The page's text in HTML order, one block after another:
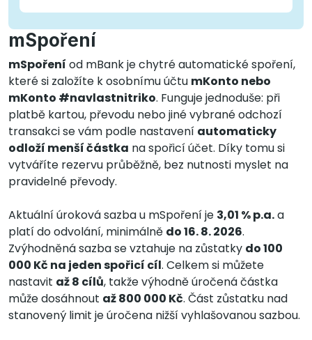
mSpoření
mSpoření od mBank je chytré automatické spoření,
které si založíte k osobnímu účtu mKonto nebo
mKonto #navlastnitriko. Funguje jednoduše: při
platbě kartou, převodu nebo jiné vybrané odchozí
transakci se vám podle nastavení automaticky
odloží menší částka na spořicí účet. Díky tomu si
vytváříte rezervu průběžně, bez nutnosti myslet na
pravidelné převody.
Aktuální úroková sazba u mSpoření je 3,01 % p.a.a
platí do odvolání, minimálně do 16. 8. 2026​.
Zvýhodněná sazba se vztahuje na zůstatky do 100
000 Kč na jeden spořicí cíl. Celkem si můžete
nastavit až 8 cílů, takže výhodně úročená částka
může dosáhnout až 800 000 Kč. Část zůstatku nad
stanovený limit je úročena nižší vyhlašovanou sazbou.